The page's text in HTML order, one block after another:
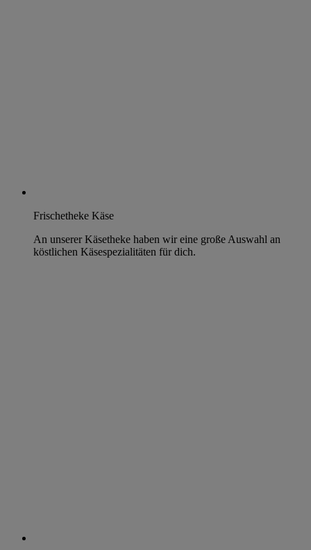
Frischetheke Käse
An unserer Käsetheke haben wir eine große Auswahl an
köstlichen Käsespezialitäten für dich.